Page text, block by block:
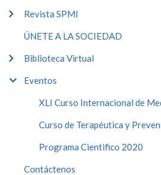
Revista SPMI
ÚNETE A LA SOCIEDAD
Biblioteca Virtual
Eventos
XLI Curso Internacional de
Curso de Terapéutica y
Programa Cientifico 2020
Contáctenos